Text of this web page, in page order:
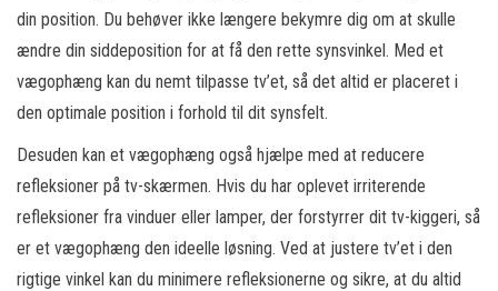
din position. Du behøver ikke længere bekymre dig om at skulle
ændre din siddeposition for at få den rette synsvinkel. Med et
vægophæng kan du nemt tilpasse tv’et, så det altid er placeret i
den optimale position i forhold til dit synsfelt.
Desuden kan et vægophæng også hjælpe med at reducere
refleksioner på tv-skærmen. Hvis du har oplevet irriterende
refleksioner fra vinduer eller lamper, der forstyrrer dit tv-kiggeri, så
er et vægophæng den ideelle løsning. Ved at justere tv’et i den
rigtige vinkel kan du minimere refleksionerne og sikre, at du altid